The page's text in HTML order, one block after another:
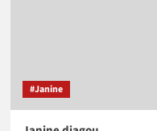
#Janine